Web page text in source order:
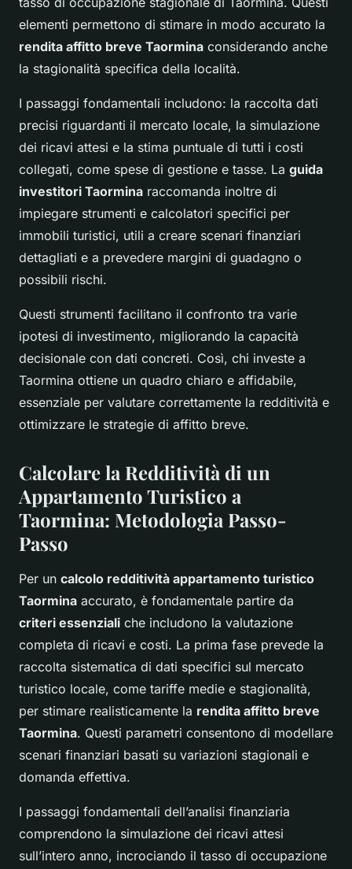
elementi permettono di stimare in modo accurato la
rendita affitto breve Taormina considerando anche
la stagionalità specifica della località.
I passaggi fondamentali includono: la raccolta dati
precisi riguardanti il mercato locale, la simulazione
dei ricavi attesi e la stima puntuale di tutti i costi
collegati, come spese di gestione e tasse. La guida
investitori Taormina raccomanda inoltre di
impiegare strumenti e calcolatori specifici per
immobili turistici, utili a creare scenari finanziari
dettagliati e a prevedere margini di guadagno o
possibili rischi.
Questi strumenti facilitano il confronto tra varie
ipotesi di investimento, migliorando la capacità
decisionale con dati concreti. Così, chi investe a
Taormina ottiene un quadro chiaro e affidabile,
essenziale per valutare correttamente la redditività e
ottimizzare le strategie di affitto breve.
Calcolare la Redditività di un
Appartamento Turistico a
Taormina: Metodologia Passo-
Passo
Per un calcolo redditività appartamento turistico
Taormina accurato, è fondamentale partire da
criteri essenziali che includono la valutazione
completa di ricavi e costi. La prima fase prevede la
raccolta sistematica di dati specifici sul mercato
turistico locale, come tariffe medie e stagionalità,
per stimare realisticamente la rendita affitto breve
Taormina. Questi parametri consentono di modellare
scenari finanziari basati su variazioni stagionali e
domanda effettiva.
I passaggi fondamentali dell’analisi finanziaria
comprendono la simulazione dei ricavi attesi
sull’intero anno, incrociando il tasso di occupazione